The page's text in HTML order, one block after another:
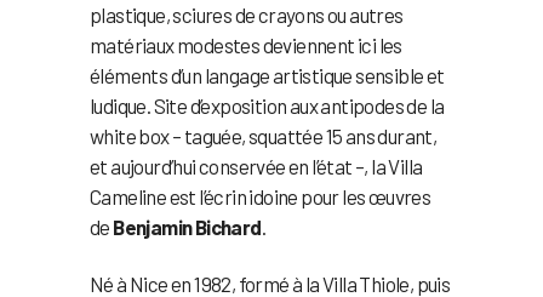
plastique, sciures de crayons ou autres
matériaux modestes deviennent ici les
éléments d’un langage artistique sensible et
ludique. Site d’exposition aux antipodes de la
white box – taguée, squattée 15 ans durant,
et aujourd’hui conservée en l’état –, la Villa
Cameline est l’écrin idoine pour les œuvres
de Benjamin Bichard
Né à Nice en 1982, formé à la Villa Thiole, puis